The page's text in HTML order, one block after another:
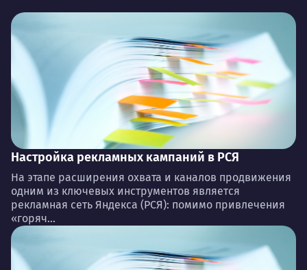
Настройка рекламных кампаний в РСЯ
На этапе расширения охвата и каналов продвижения
одним из ключевых инструментов является
рекламная сеть Яндекса (РСЯ): помимо привлечения
«горяч...